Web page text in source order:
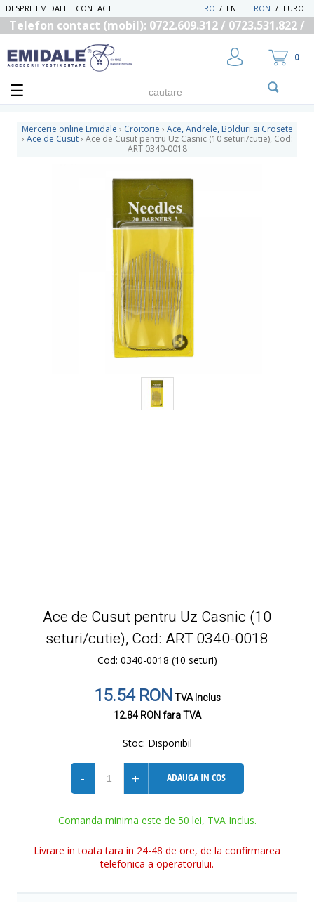
DESPRE EMIDALE CONTACT RON / EURO
EN
/
RO
Telefon contact (mobil): 0722.609.312 / 0723.531.822 /
RECUPEREAZA PAROLA
0
Mercerie online Emidale › Croitorie › Ace, Andrele, Bolduri si Crosete
› Ace de Cusut › Ace de Cusut pentru Uz Casnic (10 seturi/cutie), Cod:
ART 0340-0018
Ace de Cusut pentru Uz Casnic (10
seturi/cutie), Cod: ART 0340-0018
Cod: 0340-0018 (10 seturi)
15.54 RONTVA Inclus
12.84 RONfara TVA
Stoc: Disponibil
- + ADAUGA IN COS
Comanda minima este de 50 lei, TVA Inclus.
Livrare in toata tara in 24-48 de ore, de la confirmarea
telefonica a operatorului.